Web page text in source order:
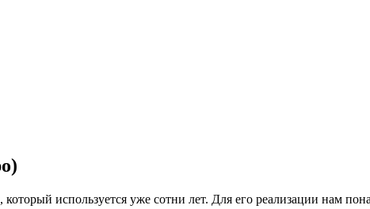
используется уже сотни лет. Для его реализации нам